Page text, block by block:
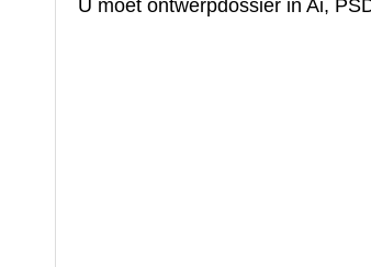
U moet ontwerpdossier in Ai,